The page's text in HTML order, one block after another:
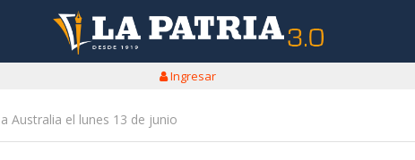
Ingresar
Australia el lunes 13 de junio